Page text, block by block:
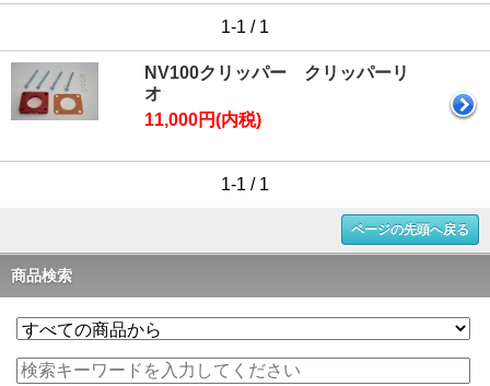
1-1 / 1
NV100クリッパー クリッパーリ
オ
11,000円(内税)
1-1 / 1
ページの先頭へ戻る
商品検索